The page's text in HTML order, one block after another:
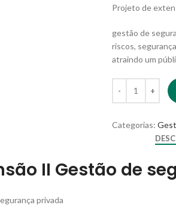
Projeto de
gestão de
riscos,
atraindo um
Categorias:
II Gestão de
privada